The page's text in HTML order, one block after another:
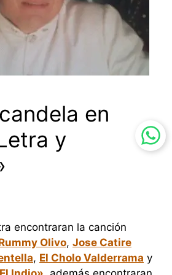
en
y
encontraran la canción
Olivo, Jose Catire
, El Cholo Valderrama y